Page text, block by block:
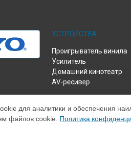
A-9070
УСТРОЙСТВА
Проигрыватель винила
Усилитель
Домашний кинотеатр
AV-ресивер
для аналитики и обеспечения
файлов cookie. Политика